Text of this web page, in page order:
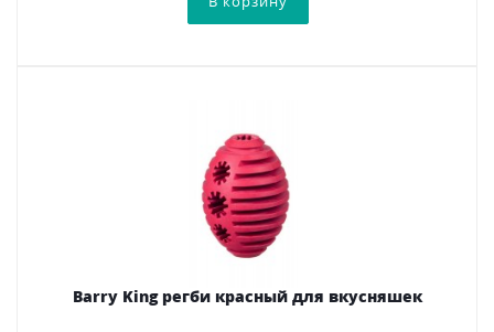
Barry King регби красный для вкусняшек